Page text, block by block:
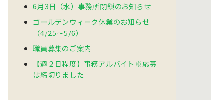
6月3日（水）事務所閉鎖のお知らせ
ゴールデンウィーク休業のお知らせ
（4/25～5/6）
職員募集のご案内
【週２日程度】事務アルバイト※応募
は締切りました